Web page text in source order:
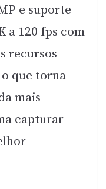
e suporte
a 120 fps com
recursos
que torna
mais
capturar